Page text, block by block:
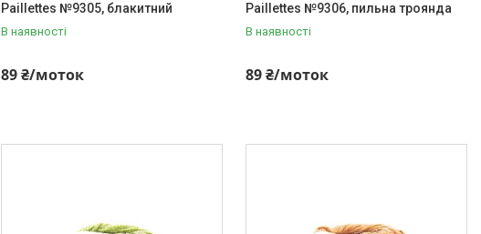
Paillettes №9305, блакитний
В наявності
89 ₴/моток
Paillettes №9306, пильна троянда
В наявності
89 ₴/моток